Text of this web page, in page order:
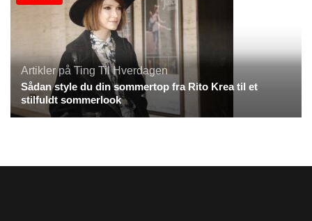
Artikler på Ting Til Hverdagen
Sådan style du din sommertop fra Rito Krea til et
stilfuldt sommerlook